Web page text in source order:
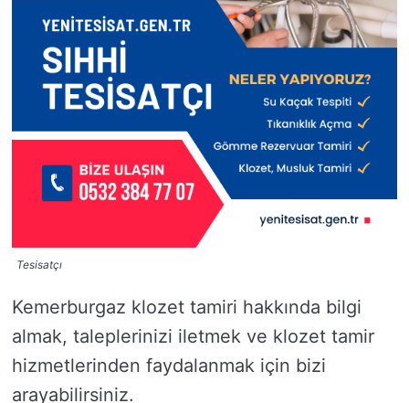
Tesisatçı
Kemerburgaz klozet tamiri hakkında bilgi
almak, taleplerinizi iletmek ve klozet tamir
hizmetlerinden faydalanmak için bizi
arayabilirsiniz.